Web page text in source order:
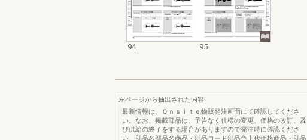
94 95
左ページから抽出された内容
最新情報は、Ｏｎｓｉｔｅ物販発注画面にて確認してくださ
い。なお、掲載部品は、予告なく仕様の変更、価格の改訂、及
び供給の終了をする場合がありますので発注時に確認くださ
い。部品名部品名商品・部品コード部品色上代価格商品・部品